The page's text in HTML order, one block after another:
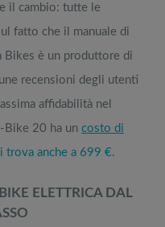
il cambio: tutte le
fatto che il manuale di
è un produttore di
recensioni degli utenti
affidabilità nel
Bike 20 ha un costo di
trova anche a 699 €.
ELETTRICA DAL